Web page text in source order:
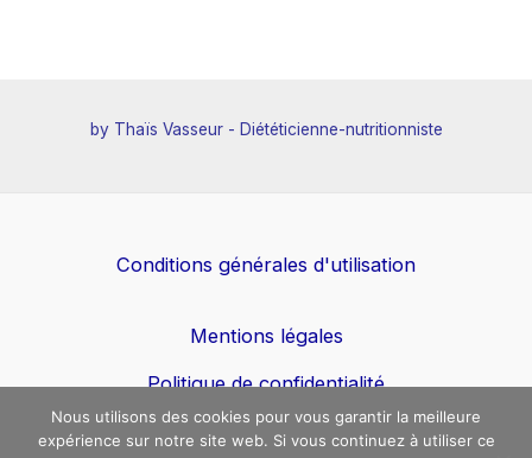
by Thaïs Vasseur - Diététicienne-nutritionniste
Conditions générales d'utilisation
Mentions légales
Politique de confidentialité
Nous utilisons des cookies pour vous garantir la meilleure
expérience sur notre site web. Si vous continuez à utiliser ce